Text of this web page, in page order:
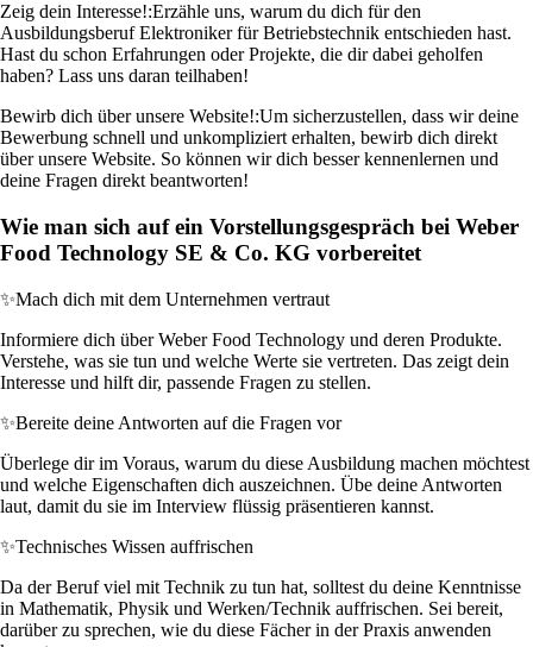
Zeig dein Interesse!:Erzähle uns, warum du dich für den
Ausbildungsberuf Elektroniker für Betriebstechnik entschieden hast.
Hast du schon Erfahrungen oder Projekte, die dir dabei geholfen
haben? Lass uns daran teilhaben!
Bewirb dich über unsere Website!:Um sicherzustellen, dass wir deine
Bewerbung schnell und unkompliziert erhalten, bewirb dich direkt
über unsere Website. So können wir dich besser kennenlernen und
deine Fragen direkt beantworten!
Wie man sich auf ein Vorstellungsgespräch bei Weber
Food Technology SE & Co. KG vorbereitet
✨Mach dich mit dem Unternehmen vertraut
Informiere dich über Weber Food Technology und deren Produkte.
Verstehe, was sie tun und welche Werte sie vertreten. Das zeigt dein
Interesse und hilft dir, passende Fragen zu stellen.
✨Bereite deine Antworten auf die Fragen vor
Überlege dir im Voraus, warum du diese Ausbildung machen möchtest
und welche Eigenschaften dich auszeichnen. Übe deine Antworten
laut, damit du sie im Interview flüssig präsentieren kannst.
✨Technisches Wissen auffrischen
Da der Beruf viel mit Technik zu tun hat, solltest du deine Kenntnisse
in Mathematik, Physik und Werken/Technik auffrischen. Sei bereit,
darüber zu sprechen, wie du diese Fächer in der Praxis anwenden